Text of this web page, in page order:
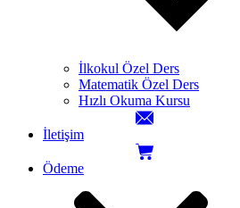
İlkokul Özel Ders
Matematik Özel Ders
Hızlı Okuma Kursu
İletişim
Ödeme